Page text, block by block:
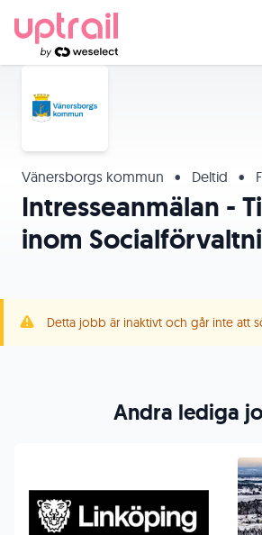
Vänersborgs kommun • Deltid •
Intresseanmälan -
inom
Detta jobb är inaktivt och går inte att
Andra lediga